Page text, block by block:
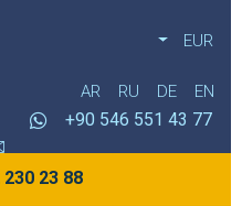
EUR
EN
DE
RU
AR
77 43 551 546 90+
88 23 230 242 90+